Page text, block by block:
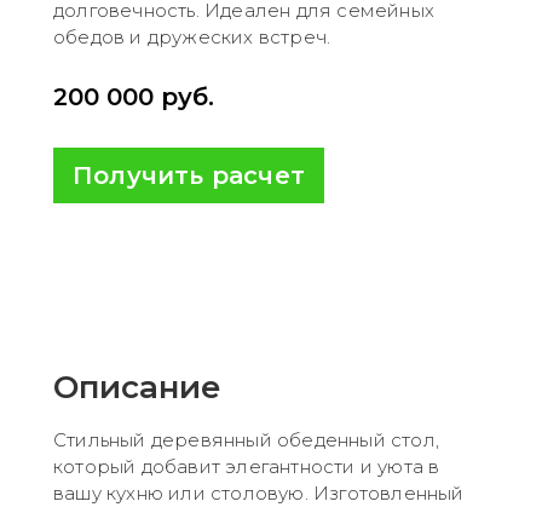
долговечность. Идеален для семейных
обедов и дружеских встреч.
200 000 руб.
Получить расчет
Описание
Стильный деревянный обеденный стол,
который добавит элегантности и уюта в
вашу кухню или столовую. Изготовленный